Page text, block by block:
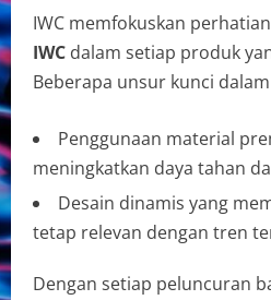
IWC memfokuskan
IWC dalam setiap produk
Beberapa unsur kunci
Penggunaan material
meningkatkan daya tahan
Desain dinamis yang
tetap relevan dengan tren
Dengan setiap peluncuran